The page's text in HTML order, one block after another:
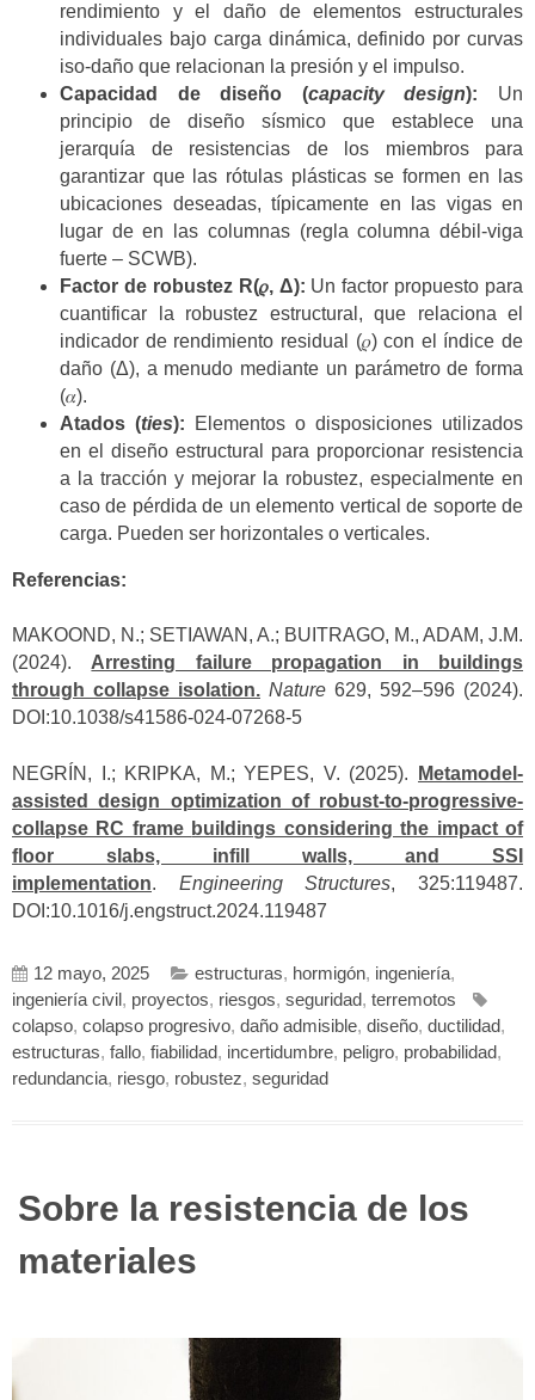
rendimiento y el daño de elementos estructurales
individuales bajo carga dinámica, definido por curvas
iso-daño que relacionan la presión y el impulso.
Capacidad de diseño (capacity design): Un
principio de diseño sísmico que establece una
jerarquía de resistencias de los miembros para
garantizar que las rótulas plásticas se formen en las
ubicaciones deseadas, típicamente en las vigas en
lugar de en las columnas (regla columna débil-viga
fuerte – SCWB).
Factor de robustez R(𝜌, Δ): Un factor propuesto para
cuantificar la robustez estructural, que relaciona el
indicador de rendimiento residual (𝜌) con el índice de
daño (Δ), a menudo mediante un parámetro de forma
(𝛼).
Atados (ties): Elementos o disposiciones utilizados
en el diseño estructural para proporcionar resistencia
a la tracción y mejorar la robustez, especialmente en
caso de pérdida de un elemento vertical de soporte de
carga. Pueden ser horizontales o verticales.
Referencias:
MAKOOND, N.; SETIAWAN, A.; BUITRAGO, M., ADAM, J.M.
(2024). Arresting failure propagation in buildings
through collapse isolation. Nature 629, 592–596 (2024).
DOI:10.1038/s41586-024-07268-5
NEGRÍN, I.; KRIPKA, M.; YEPES, V. (2025).
Metamodel-
assisted design optimization of robust-to-progressive-
collapse RC frame buildings considering the impact of
floor slabs, infill walls, and SSI
implementation. Engineering Structures, 325:119487.
DOI:10.1016/j.engstruct.2024.119487
12 mayo, 2025 estructuras, hormigón, ingeniería,
ingeniería civil , proyectos, riesgos, seguridad, terremotos
colapso, colapso progresivo, daño admisible, diseño, ductilidad,
estructuras, fallo, fiabilidad, incertidumbre, peligro, probabilidad,
redundancia, riesgo, robustez, seguridad
Sobre la resistencia de los
materiales